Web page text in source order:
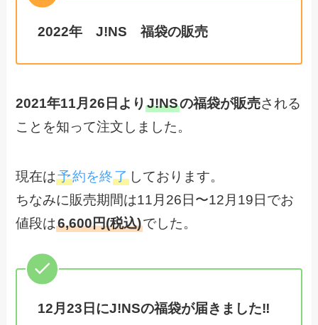
2022年 J!NS 福袋の販売
2021年11月26日よりJ!NSの福袋が販売される
ことを知って注文しました。
現在は予約を終了 しております。
ちなみに販売期間は11月26日〜12月19日でお
値段は6,600円(税込)でした。
12月23日にJ!NSの福袋が届きました‼︎